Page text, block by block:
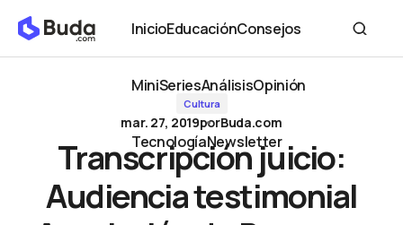
Inicio
Inicio
Educación
Educación
Consejos
Consejos
MiniSeries
MiniSeries
Análisis
Análisis
Opinión
Tecnología
Tecnología
Newsletter
Newsletter
Transcripción juicio: Audiencia testimonial Asociación de Bancos
e Instituciones Financieras de Chile
Cultura
mar. 27, 2019porBuda.com
Transcripción juicio:
Audiencia testimonial